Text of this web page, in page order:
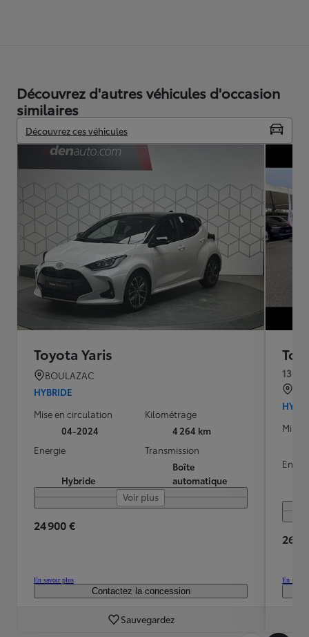
Découvrez d'autres véhicules d'occasion
similaires
Découvrez ces véhicules
Toyota Yaris
BOULAZAC
HYBRIDE
Mise en circulation
04-2024
Kilométrage
4 264 km
Energie
Hybride
Transmission
Boîte
automatique
Voir plus
24 900 €
En savoir plus
Contactez la concession
Sauvegardez
130h
Mise
26
En